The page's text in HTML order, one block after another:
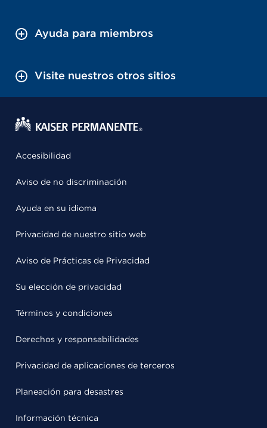
Ayuda para miembros
Visite nuestros otros sitios
Accesibilidad
Aviso de no discriminación
Ayuda en su idioma
Privacidad de nuestro sitio web
Aviso de Prácticas de Privacidad
Su elección de privacidad
Términos y condiciones
Derechos y responsabilidades
Privacidad de aplicaciones de terceros
Planeación para desastres
Información técnica